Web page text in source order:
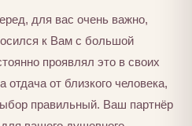
для вас очень важно,
к Вам с большой
проявлял это в своих
от близкого человека,
правильный. Ваш партнёр